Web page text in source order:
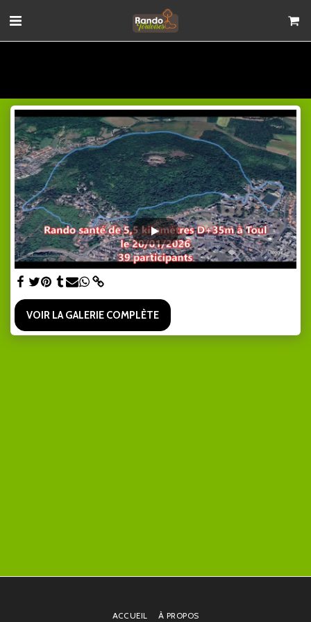
VOIR LA GALERIE COMPLÈTE
ACCUEIL À PROPOS